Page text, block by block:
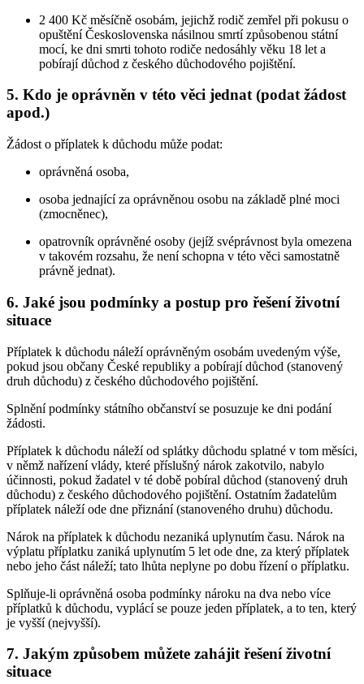
2 400 Kč měsíčně osobám, jejichž rodič zemřel při pokusu o
opuštění Československa násilnou smrtí způsobenou státní
mocí, ke dni smrti tohoto rodiče nedosáhly věku 18 let a
pobírají důchod z českého důchodového pojištění.
5. Kdo je oprávněn v této věci jednat (podat žádost
apod.)
Žádost o příplatek k důchodu může podat:
oprávněná osoba,
osoba jednající za oprávněnou osobu na základě plné moci
(zmocněnec),
opatrovník oprávněné osoby (jejíž svéprávnost byla omezena
v takovém rozsahu, že není schopna v této věci samostatně
právně jednat).
6. Jaké jsou podmínky a postup pro řešení životní
situace
Příplatek k důchodu náleží oprávněným osobám uvedeným výše,
pokud jsou občany České republiky a pobírají důchod (stanovený
druh důchodu) z českého důchodového pojištění.
Splnění podmínky státního občanství se posuzuje ke dni podání
žádosti.
Příplatek k důchodu náleží od splátky důchodu splatné v tom měsíci,
v němž nařízení vlády, které příslušný nárok zakotvilo, nabylo
účinnosti, pokud žadatel v té době pobíral důchod (stanovený druh
důchodu) z českého důchodového pojištění. Ostatním žadatelům
příplatek náleží ode dne přiznání (stanoveného druhu) důchodu.
Nárok na příplatek k důchodu nezaniká uplynutím času. Nárok na
výplatu příplatku zaniká uplynutím 5 let ode dne, za který příplatek
nebo jeho část náleží; tato lhůta neplyne po dobu řízení o příplatku.
Splňuje-li oprávněná osoba podmínky nároku na dva nebo více
příplatků k důchodu, vyplácí se pouze jeden příplatek, a to ten, který
je vyšší (nejvyšší).
7. Jakým způsobem můžete zahájit řešení životní
situace